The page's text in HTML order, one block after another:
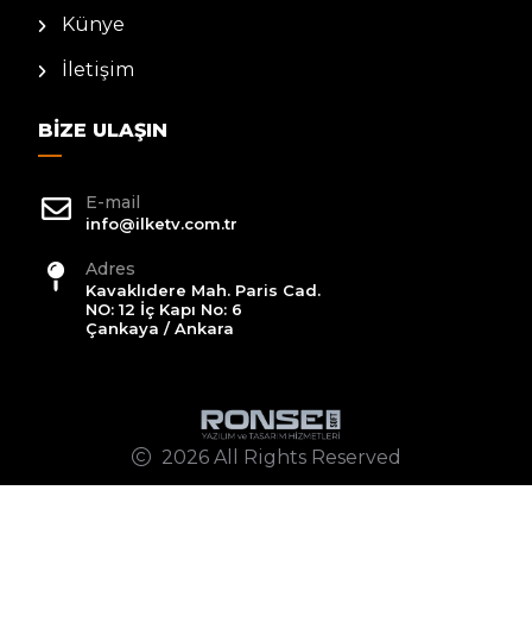
Künye
İletişim
BIZE ULAŞIN
E-mail
info@ilketv.com.tr
Adres
Kavaklıdere Mah. Paris Cad.
NO: 12 İç Kapı No: 6
Çankaya / Ankara
2026 All Rights Reserved